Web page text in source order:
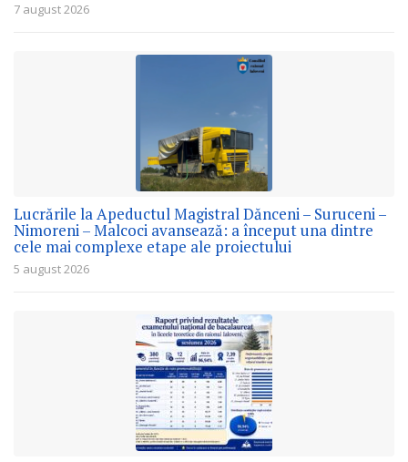
7 august 2026
Lucrările la Apeductul Magistral Dănceni – Suruceni –
Nimoreni – Malcoci avansează: a început una dintre
cele mai complexe etape ale proiectului
5 august 2026